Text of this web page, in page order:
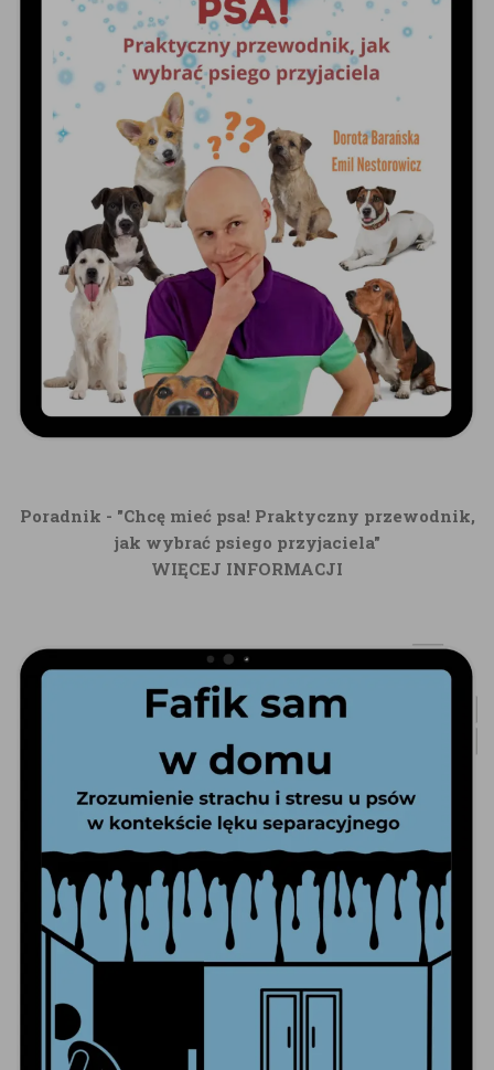
Poradnik - "Chcę mieć psa! Praktyczny przewodnik,
jak wybrać psiego przyjaciela"
WIĘCEJ INFORMACJI